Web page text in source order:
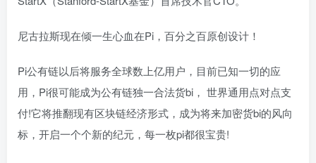
尼古拉斯现在倾一生心血在Pi，百分之百原创设计！
Pi公有链以后将服务全球数上亿用户，目前已知一切的应
用，Pi很可能成为公有链独一合法货bi， 世界通用点对点支
付!它将推翻现有区块链经济形式，成为将来加密货bi的风向
标，开启一个个新的纪元，每一枚pi都很宝贵!